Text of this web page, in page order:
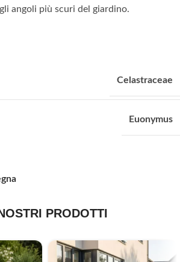
angoli più scuri del giardino.
Celastraceae
Euonymus
PRODOTTI